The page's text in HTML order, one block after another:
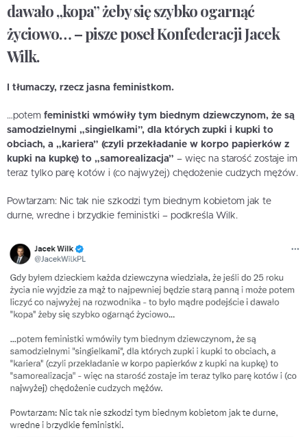
dawało „kopa” żeby się szybko ogarnąć
życiowo… – pisze poseł Konfederacji Jacek
Wilk.
I tłumaczy, rzecz jasna feministkom.
…potem feministki wmówiły tym biednym dziewczynom, że są
samodzielnymi „singielkami”, dla których zupki i kupki to
obciach, a „kariera” (czyli przekładanie w korpo papierków z
kupki na kupkę) to „samorealizacja” – więc na starość zostaje im
teraz tylko parę kotów i (co najwyżej) chędożenie cudzych mężów.
Powtarzam: Nic tak nie szkodzi tym biednym kobietom jak te
durne, wredne i brzydkie feministki – podkreśla Wilk.